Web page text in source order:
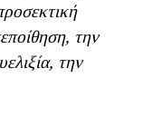
την
την